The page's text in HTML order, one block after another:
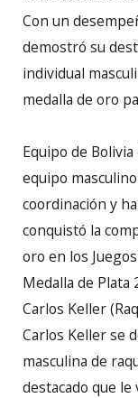
Con un
demostró su
individual
medalla de oro
Equipo de
equipo
coordinación y
conquistó la
oro en los
Medalla de Plata
Carlos Keller
Carlos Keller se
masculina de
destacado que le